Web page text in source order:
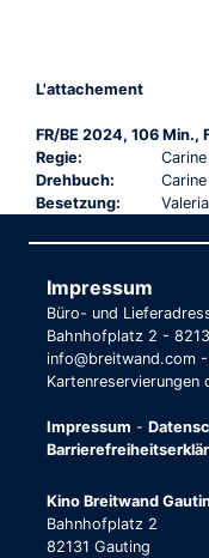
L'attachement
FR/BE 2024, 106 Min.,
Regie:
Drehbuch:
Besetzung:
Impressum
Büro- und
Bahnhofplatz 2 -
info@breitwand.com
Kartenreservierungen
Impressum -
Kino Breitwand
Bahnhofplatz 2
82131 Gauting